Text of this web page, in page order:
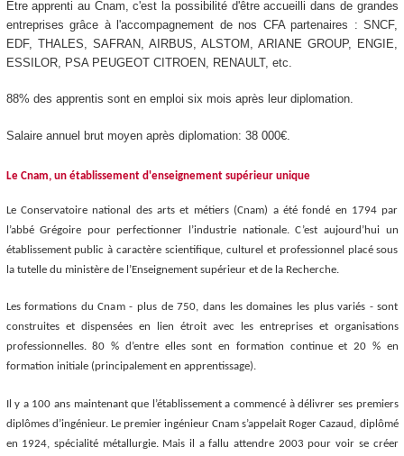
Être apprenti au Cnam, c'est la possibilité d'être accueilli dans de grandes
entreprises grâce à l'accompagnement de nos CFA partenaires : SNCF,
EDF, THALES, SAFRAN, AIRBUS, ALSTOM, ARIANE GROUP, ENGIE,
ESSILOR, PSA PEUGEOT CITROEN, RENAULT, etc.
88% des apprentis sont en emploi six mois après leur diplomation.
Salaire annuel brut moyen après diplomation: 38 000€.
Le Cnam, un établissement d'enseignement supérieur unique
Le Conservatoire national des arts et métiers (Cnam) a été fondé en 1794 par
l’abbé Grégoire pour perfectionner l’industrie nationale. C’est aujourd’hui un
établissement public à caractère scientifique, culturel et professionnel placé sous
la tutelle du ministère de l’Enseignement supérieur et de la Recherche.
Les formations du Cnam - plus de 750, dans les domaines les plus variés - sont
construites et dispensées en lien étroit avec les entreprises et organisations
professionnelles. 80 % d’entre elles sont en formation continue et 20 % en
formation initiale (principalement en apprentissage).
Il y a 100 ans maintenant que l’établissement a commencé à délivrer ses premiers
diplômes d’ingénieur. Le premier ingénieur Cnam s’appelait Roger Cazaud, diplômé
en 1924, spécialité métallurgie. Mais il a fallu attendre 2003 pour voir se créer